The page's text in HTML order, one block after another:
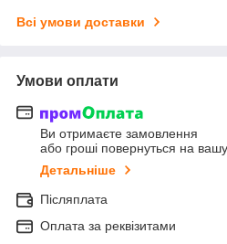
Всі умови доставки
Умови оплати
Ви отримаєте замовлення
або гроші повернуться на
Детальніше
Післяплата
Оплата за реквізитами